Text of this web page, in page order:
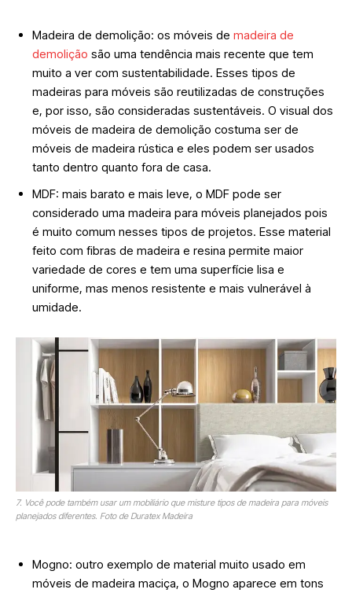
Madeira de demolição: os móveis de madeira de
demolição são uma tendência mais recente que tem
muito a ver com sustentabilidade. Esses tipos de
madeiras para móveis são reutilizadas de construções
e, por isso, são consideradas sustentáveis. O visual dos
móveis de madeira de demolição costuma ser de
móveis de madeira rústica e eles podem ser usados
tanto dentro quanto fora de casa.
MDF: mais barato e mais leve, o MDF pode ser
considerado uma madeira para móveis planejados pois
é muito comum nesses tipos de projetos. Esse material
feito com fibras de madeira e resina permite maior
variedade de cores e tem uma superfície lisa e
uniforme, mas menos resistente e mais vulnerável à
umidade.
7. Você pode também usar um mobiliário que misture tipos de madeira para móveis
planejados diferentes. Foto de Duratex Madeira
Mogno: outro exemplo de material muito usado em
móveis de madeira maciça, o Mogno aparece em tons